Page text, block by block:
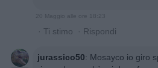
20 Maggio alle ore 18:23
· Ti stimo · Rispondi
jurassico50: Mosayco io giro